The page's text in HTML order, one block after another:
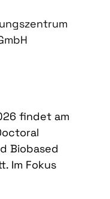
findet am
Biobased
Im Fokus